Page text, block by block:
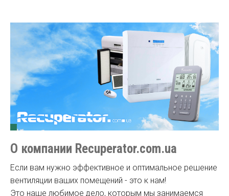
О компании Recuperator.com.ua
Если вам нужно эффективное и оптимальное решение
вентиляции ваших помещений - это к нам!
Это наше любимое дело, которым мы занимаемся